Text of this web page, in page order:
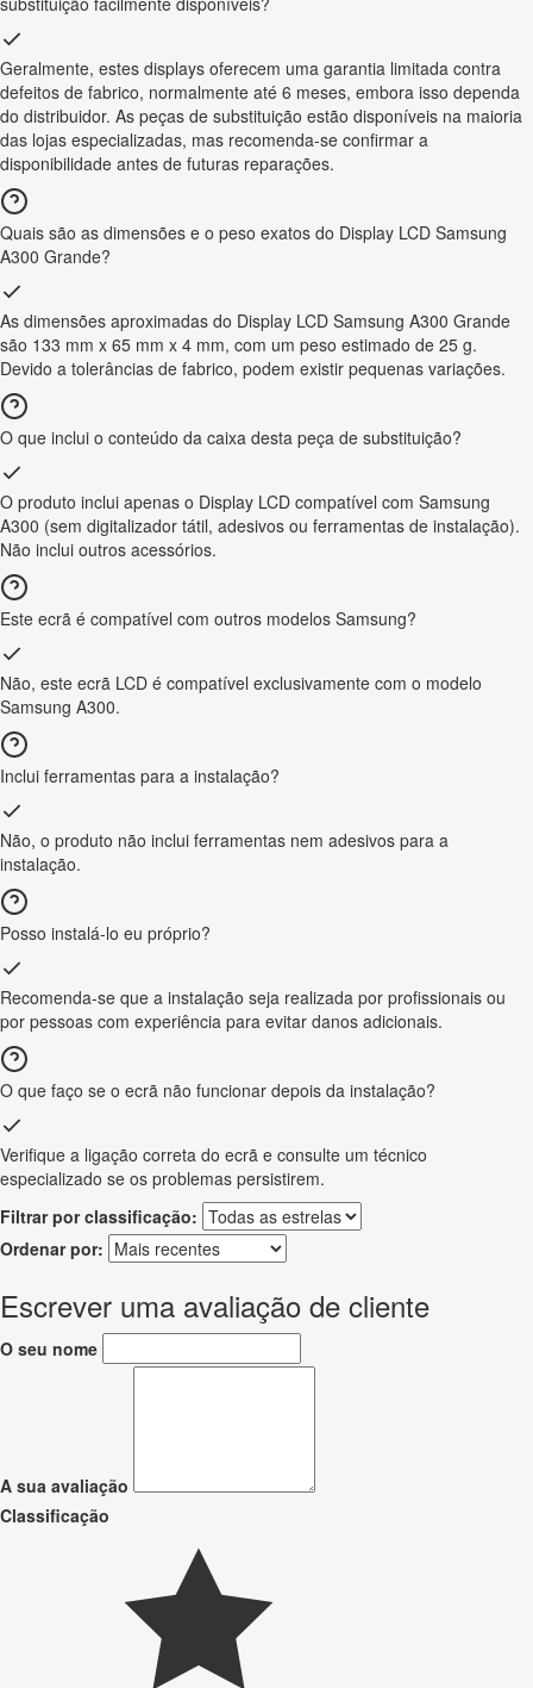
Geralmente, estes displays oferecem uma garantia limitada contra
defeitos de fabrico, normalmente até 6 meses, embora isso dependa
do distribuidor. As peças de substituição estão disponíveis na maioria
das lojas especializadas, mas recomenda-se confirmar a
disponibilidade antes de futuras reparações.
Quais são as dimensões e o peso exatos do Display LCD Samsung
A300 Grande?
As dimensões aproximadas do Display LCD Samsung A300 Grande
são 133 mm x 65 mm x 4 mm, com um peso estimado de 25 g.
Devido a tolerâncias de fabrico, podem existir pequenas variações.
O que inclui o conteúdo da caixa desta peça de substituição?
O produto inclui apenas o Display LCD compatível com Samsung
A300 (sem digitalizador tátil, adesivos ou ferramentas de instalação).
Não inclui outros acessórios.
Este ecrã é compatível com outros modelos Samsung?
Não, este ecrã LCD é compatível exclusivamente com o modelo
Samsung A300.
Inclui ferramentas para a instalação?
Não, o produto não inclui ferramentas nem adesivos para a
instalação.
Posso instalá-lo eu próprio?
Recomenda-se que a instalação seja realizada por profissionais ou
por pessoas com experiência para evitar danos adicionais.
O que faço se o ecrã não funcionar depois da instalação?
Verifique a ligação correta do ecrã e consulte um técnico
especializado se os problemas persistirem.
Filtrar por classificação:
Ordenar por:
Escrever uma avaliação de cliente
O seu nome
A sua avaliação
Classificação